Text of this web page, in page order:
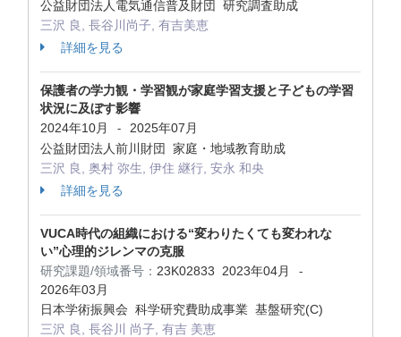
公益財団法人電気通信普及財団 研究調査助成
三沢 良, 長谷川尚子, 有吉美恵
詳細を見る
保護者の学力観・学習観が家庭学習支援と子どもの学習
状況に及ぼす影響
2024年10月
-
2025年07月
公益財団法人前川財団 家庭・地域教育助成
三沢 良, 奥村 弥生, 伊住 継行, 安永 和央
詳細を見る
VUCA時代の組織における“変わりたくても変われな
い”心理的ジレンマの克服
研究課題/領域番号： 23K02833 2023年04月 -
2026年03月
日本学術振興会 科学研究費助成事業 基盤研究(C)
三沢 良, 長谷川 尚子, 有吉 美恵